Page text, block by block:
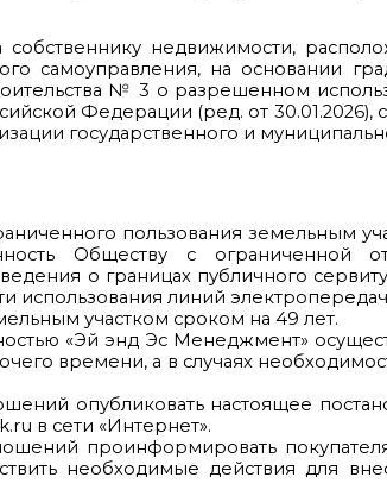
собственнику недвижимости,
самоуправления, на основании
№ 3 о разрешенном
Федерации (ред. от 30.01.2026),
государственного и
пользования земельным
Обществу с ограниченной
о границах публичного
использования линий
участком сроком на 49 лет.
«Эй энд Эс Менеджмент»
времени, а в случаях
опубликовать настоящее
в сети «Интернет».
проинформировать
необходимые действия для